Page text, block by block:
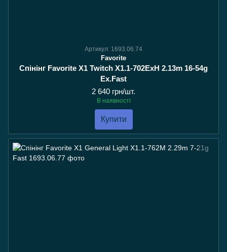
Артикул: 1693.06.74
Favorite
Спінінг Favorite X1 Twitch X1.1-702ExH 2.13m 16-54g
Ex.Fast
2 640 грн/шт.
В наявності
Купити